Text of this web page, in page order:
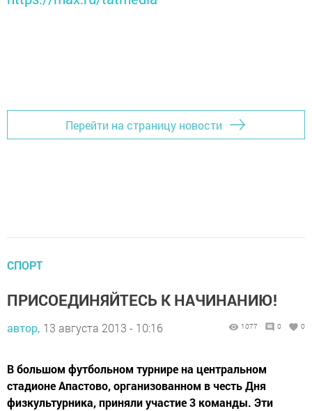
Перейти на страницу новости
СПОРТ
ПРИСОЕДИНЯЙТЕСЬ К НАЧИНАНИЮ!
автор, 13 августа 2013 - 10:16 1077 0 0
В большом футбольном турнире на центральном
стадионе Апастово, организованном в честь Дня
физкультурника, приняли участие 3 команды. Эти